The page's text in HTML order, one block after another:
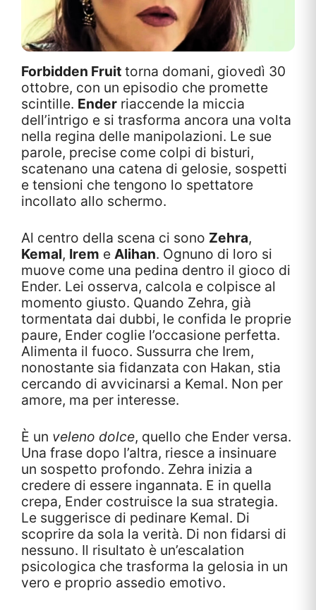
Forbidden Fruit torna domani, giovedì 30
ottobre, con un episodio che promette
scintille. Ender riaccende la miccia
dell’intrigo e si trasforma ancora una volta
nella regina delle manipolazioni. Le sue
parole, precise come colpi di bisturi,
scatenano una catena di gelosie, sospetti
e tensioni che tengono lo spettatore
incollato allo schermo.
Al centro della scena ci sono Zehra,
Kemal, Irem e Alihan. Ognuno di loro si
muove come una pedina dentro il gioco di
Ender. Lei osserva, calcola e colpisce al
momento giusto. Quando Zehra, già
tormentata dai dubbi, le confida le proprie
paure, Ender coglie l’occasione perfetta.
Alimenta il fuoco. Sussurra che Irem,
nonostante sia fidanzata con Hakan, stia
cercando di avvicinarsi a Kemal. Non per
amore, ma per interesse.
È un veleno dolce, quello che Ender versa.
Una frase dopo l’altra, riesce a insinuare
un sospetto profondo. Zehra inizia a
credere di essere ingannata. E in quella
crepa, Ender costruisce la sua strategia.
Le suggerisce di pedinare Kemal. Di
scoprire da sola la verità. Di non fidarsi di
nessuno. Il risultato è un’escalation
psicologica che trasforma la gelosia in un
vero e proprio assedio emotivo.